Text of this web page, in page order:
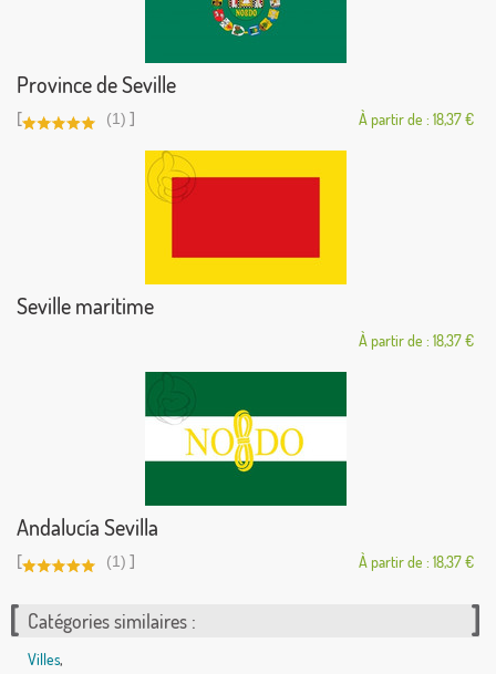
Province de Seville
[ (1) ] À partir de : 18,37 €
Seville maritime
À partir de : 18,37 €
Andalucía Sevilla
[ (1) ] À partir de : 18,37 €
Catégories similaires :
Villes,